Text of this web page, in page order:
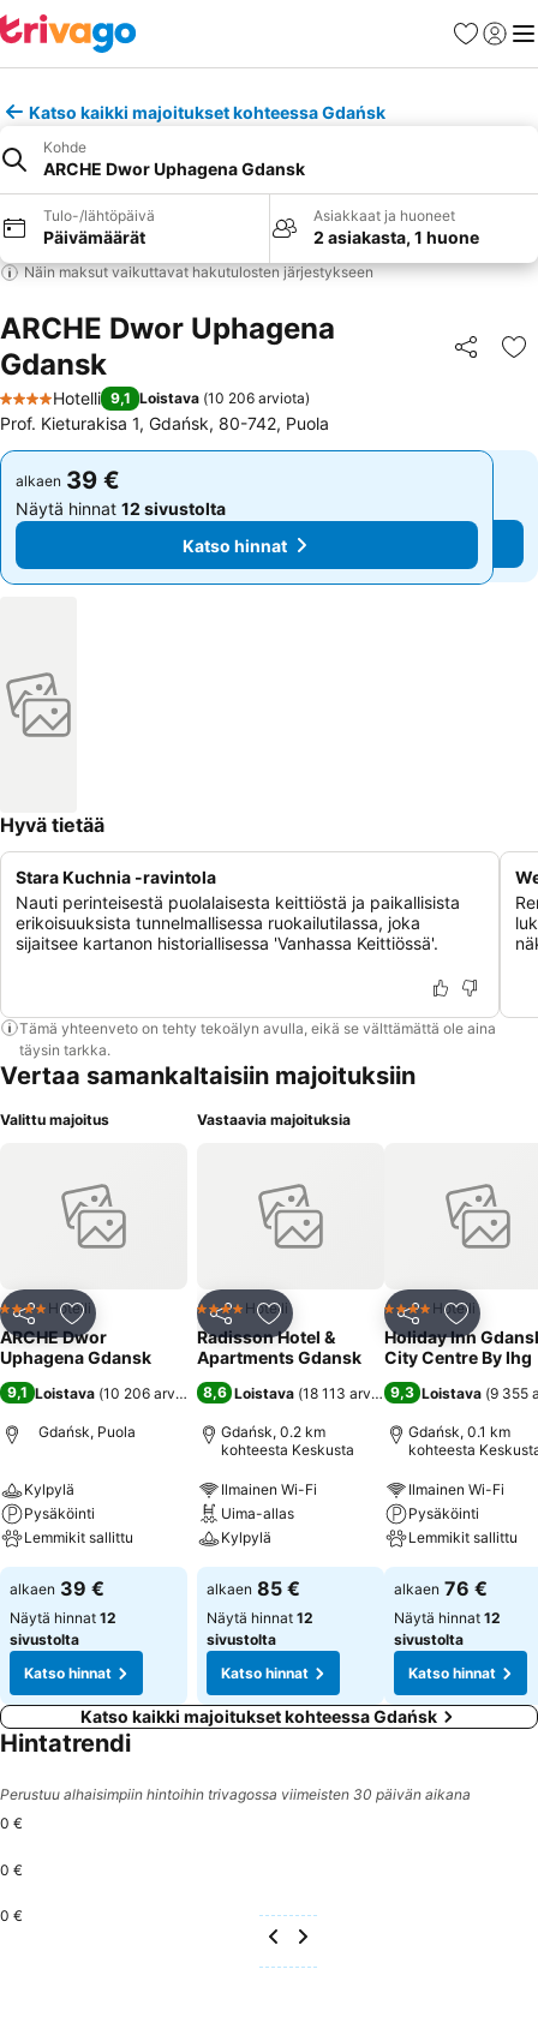
Suosikit
Katso kaikki majoitukset kohteessa Gdańsk
Kohde
ARCHE Dwor Uphagena Gdansk
Tulo-/lähtöpäivä
Päivämäärät
Asiakkaat ja huoneet
2 asiakasta, 1 huone
Näin maksut vaikuttavat hakutulosten järjestykseen
ARCHE Dwor Uphagena
Gdansk
Jaa
4 Tähtiluokitus
Hotelli 9,1 Loistava (10 206 arviota)
Prof. Kieturakisa 1, Gdańsk, 80-742, Puola
alkaen 39 €
Näytä hinnat 12 sivustolta
Katso hinnat
alkaen 39 €
Näytä hinnat 12 sivustolta
Katso hinnat
Hyvä tietää
Stara Kuchnia -ravintola
Nauti perinteisestä puolalaisesta keittiöstä ja paikallisista
erikoisuuksista tunnelmallisessa ruokailutilassa, joka
sijaitsee kartanon historiallisessa 'Vanhassa Keittiössä'.
Tämä yhteenveto on tehty tekoälyn avulla, eikä se välttämättä ole aina
täysin tarkka.
Vertaa samankaltaisiin majoituksiin
Valittu majoitus
Jaa Lisää suosikkeihin
4 Tähtiluokitus
Hotelli
ARCHE Dwor
Uphagena Gdansk
9,1 Loistava (10 206 arviota )
Gdańsk, Puola
Kylpylä
Pysäköinti
Lemmikit sallittu
alkaen 39 €
Näytä hinnat 12
sivustolta
Katso hinnat
Vastaavia majoituksia
Jaa Lisää suosikkeihin
4 Tähtiluokitus
Hotelli
Radisson Hotel &
Apartments Gdansk
8,6 Loistava (18 113 arviota)
Gdańsk, 0.2 km
kohteesta Keskusta
Ilmainen Wi-Fi
Uima-allas
Kylpylä
alkaen 85 €
Näytä hinnat 12
sivustolta
Katso hinnat
Jaa Lisää
4 Tähtiluokitus
Hotelli
Holiday Inn
City Centre By Ihg
9,3 Loistava (9 355
Gdańsk, 0.1 km
kohteesta
Ilmainen Wi-Fi
Pysäköinti
Lemmikit sallittu
alkaen 76 €
Näytä hinnat 12
sivustolta
Katso hinnat
Katso kaikki majoitukset kohteessa Gdańsk
Hintatrendi
Perustuu alhaisimpiin hintoihin trivagossa viimeisten 30 päivän aikana
0 €
0 €
0 €